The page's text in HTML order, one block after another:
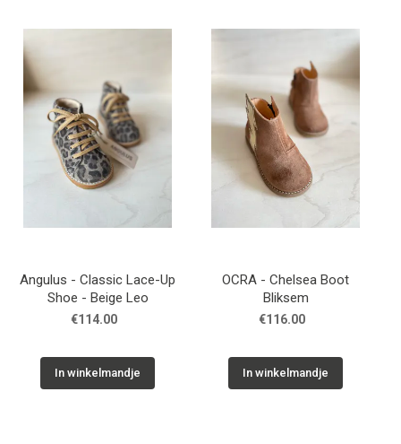
Angulus - Classic Lace-Up
Shoe - Beige Leo
€114.00
In winkelmandje
OCRA - Chelsea Boot
Bliksem
€116.00
In winkelmandje